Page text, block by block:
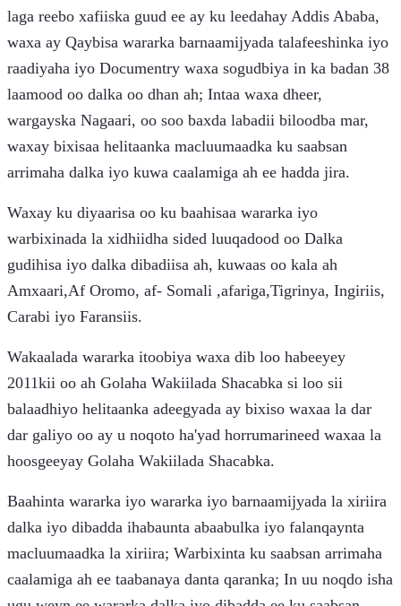
laga reebo xafiiska guud ee ay ku leedahay Addis Ababa,
waxa ay Qaybisa wararka barnaamijyada talafeeshinka iyo
raadiyaha iyo Documentry waxa sogudbiya in ka badan 38
laamood oo dalka oo dhan ah; Intaa waxa dheer,
wargayska Nagaari, oo soo baxda labadii biloodba mar,
waxay bixisaa helitaanka macluumaadka ku saabsan
arrimaha dalka iyo kuwa caalamiga ah ee hadda jira.
Waxay ku diyaarisa oo ku baahisaa wararka iyo
warbixinada la xidhiidha sided luuqadood oo Dalka
gudihisa iyo dalka dibadiisa ah, kuwaas oo kala ah
Amxaari,Af Oromo, af- Somali ,afariga,Tigrinya, Ingiriis,
Carabi iyo Faransiis.
Wakaalada wararka itoobiya waxa dib loo habeeyey
2011kii oo ah Golaha Wakiilada Shacabka si loo sii
balaadhiyo helitaanka adeegyada ay bixiso waxaa la dar
dar galiyo oo ay u noqoto ha'yad horrumarineed waxaa la
hoosgeeyay Golaha Wakiilada Shacabka.
Baahinta wararka iyo wararka iyo barnaamijyada la xiriira
dalka iyo dibadda ihabaunta abaabulka iyo falanqaynta
macluumaadka la xiriira; Warbixinta ku saabsan arrimaha
caalamiga ah ee taabanaya danta qaranka; In uu noqdo isha